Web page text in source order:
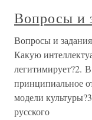
Вопросы и
Вопросы и
Какую
легитимирует?2.
принципиальное
модели
русского